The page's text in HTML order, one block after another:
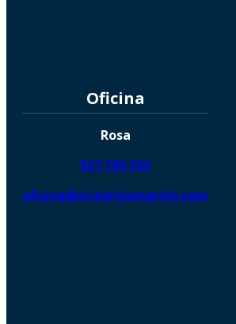
Oficina
Rosa
927 193 102
oficina@victorinomartin.com